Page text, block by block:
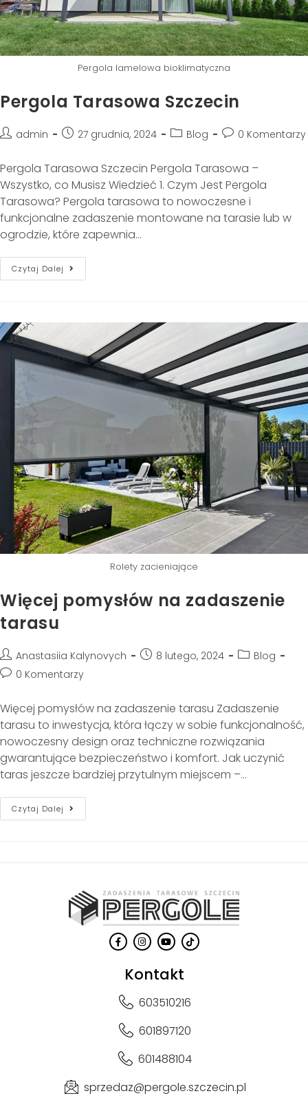
Pergola lamelowa bioklimatyczna
Pergola Tarasowa Szczecin
admin 27 grudnia, 2024 Blog 0 Komentarzy
Pergola Tarasowa Szczecin Pergola Tarasowa –
Wszystko, co Musisz Wiedzieć 1. Czym Jest Pergola
Tarasowa? Pergola tarasowa to nowoczesne i
funkcjonalne zadaszenie montowane na tarasie lub w
ogrodzie, które zapewnia…
Czytaj Dalej
Rolety zacieniające
Więcej pomysłów na zadaszenie
tarasu
Anastasiia Kalynovych 8 lutego, 2024
Blog
0 Komentarzy
Więcej pomysłów na zadaszenie tarasu Zadaszenie
tarasu to inwestycja, która łączy w sobie funkcjonalność,
nowoczesny design oraz techniczne rozwiązania
gwarantujące bezpieczeństwo i komfort. Jak uczynić
taras jeszcze bardziej przytulnym miejscem –…
Czytaj Dalej
Kontakt
603510216
601897120
601488104
sprzedaz@pergole.szczecin.pl